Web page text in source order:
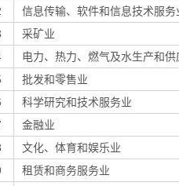
信息传输、软件和信息技术服务
采矿业
电力、热力、燃气及水生产和供
批发和零售业
科学研究和技术服务业
金融业
文化、体育和娱乐业
租赁和商务服务业